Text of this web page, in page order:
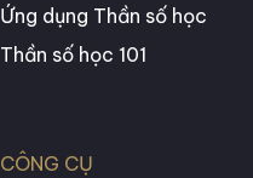
Ứng dụng Thần số học
Thần số học 101
CÔNG CỤ